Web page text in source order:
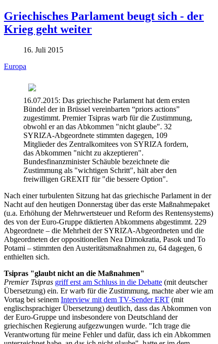
Griechisches Parlament beugt sich - der
Krieg geht weiter
16. Juli 2015
Europa
16.07.2015: Das griechische Parlament hat dem ersten
Bündel der in Brüssel vereinbarten “priors actions”
zugestimmt. Premier Tsipras warb für die Zustimmung,
obwohl er an das Abkommen "nicht glaube". 32
SYRIZA-Abgeordnete stimmten dagegen, 109
Mitglieder des Zentralkomitees von SYRIZA fordern,
das Abkommen "nicht zu akzeptieren".
Bundesfinanzminister Schäuble bezeichnete die
Zustimmung als "wichtigen Schritt", hält aber den
freiwilligen GREXIT für "die bessere Option".
Nach einer turbulenten Sitzung hat das griechische Parlament in der
Nacht auf den heutigen Donnerstag über das erste Maßnahmepaket
(u.a. Erhöhung der Mehrwertsteuer und Reform des Rentensystems)
des von der Euro-Gruppe diktierten Abkommens abgestimmt. 229
Abgeordnete – die Mehrheit der SYRIZA-Abgeordneten und die
Abgeordneten der oppositionellen Nea Dimokratia, Pasok und To
Potami – stimmten den Austeritätsmaßnahmen zu, 64 dagegen, 6
enthielten sich.
Tsipras "glaubt nicht an die Maßnahmen"
Premier Tsipras griff erst am Schluss in die Debatte (mit deutscher
Übersetzung) ein. Er warb für die Zustimmung, machte aber wie am
Vortag bei seinem Interview mit dem TV-Sender ERT (mit
englischsprachiger Übersetzung) deutlich, dass das Abkommen von
der Euro-Gruppe und insbesondere von Deutschland der
griechischen Regierung aufgezwungen wurde. "Ich trage die
Verantwortung für meine Fehler und dafür, dass ich ein Abkommen